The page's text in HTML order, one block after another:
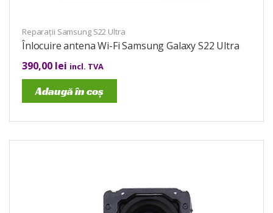
Reparații Samsung S22 Ultra
Înlocuire antena Wi-Fi Samsung Galaxy S22 Ultra
390,00 lei incl. TVA
Adaugă în coș